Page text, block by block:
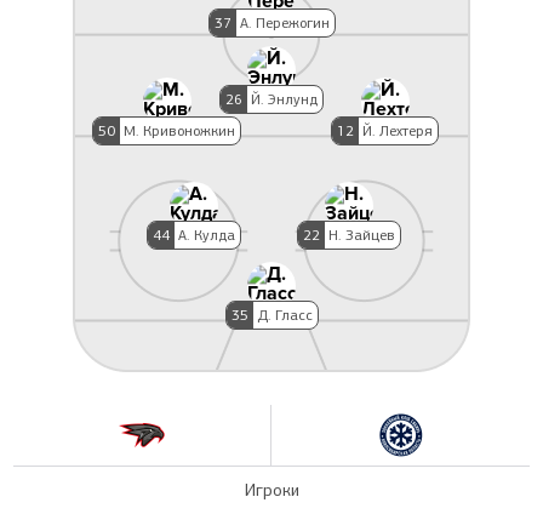
37 А. Пережогин
22 Н. Зайцев
44 А. Кулда
12 Й. Лехтеря
26
Й. Энлунд
50 М. Кривоножкин
35 Д. Гласс
Игроки